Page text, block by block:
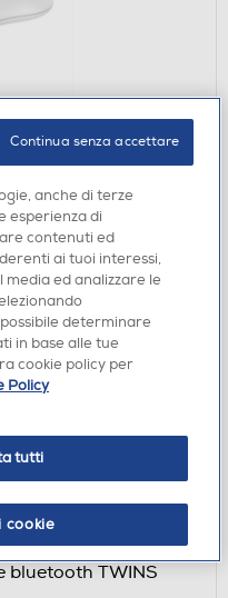
SHAPE1WH-Bianco
verifica
bluetooth TWINS
anche di terze
esperienza di
contenuti ed
ai tuoi interessi,
ed analizzare le
determinare
in base alle tue
cookie policy per
Policy
tutti
cookie
Continua senza accettare